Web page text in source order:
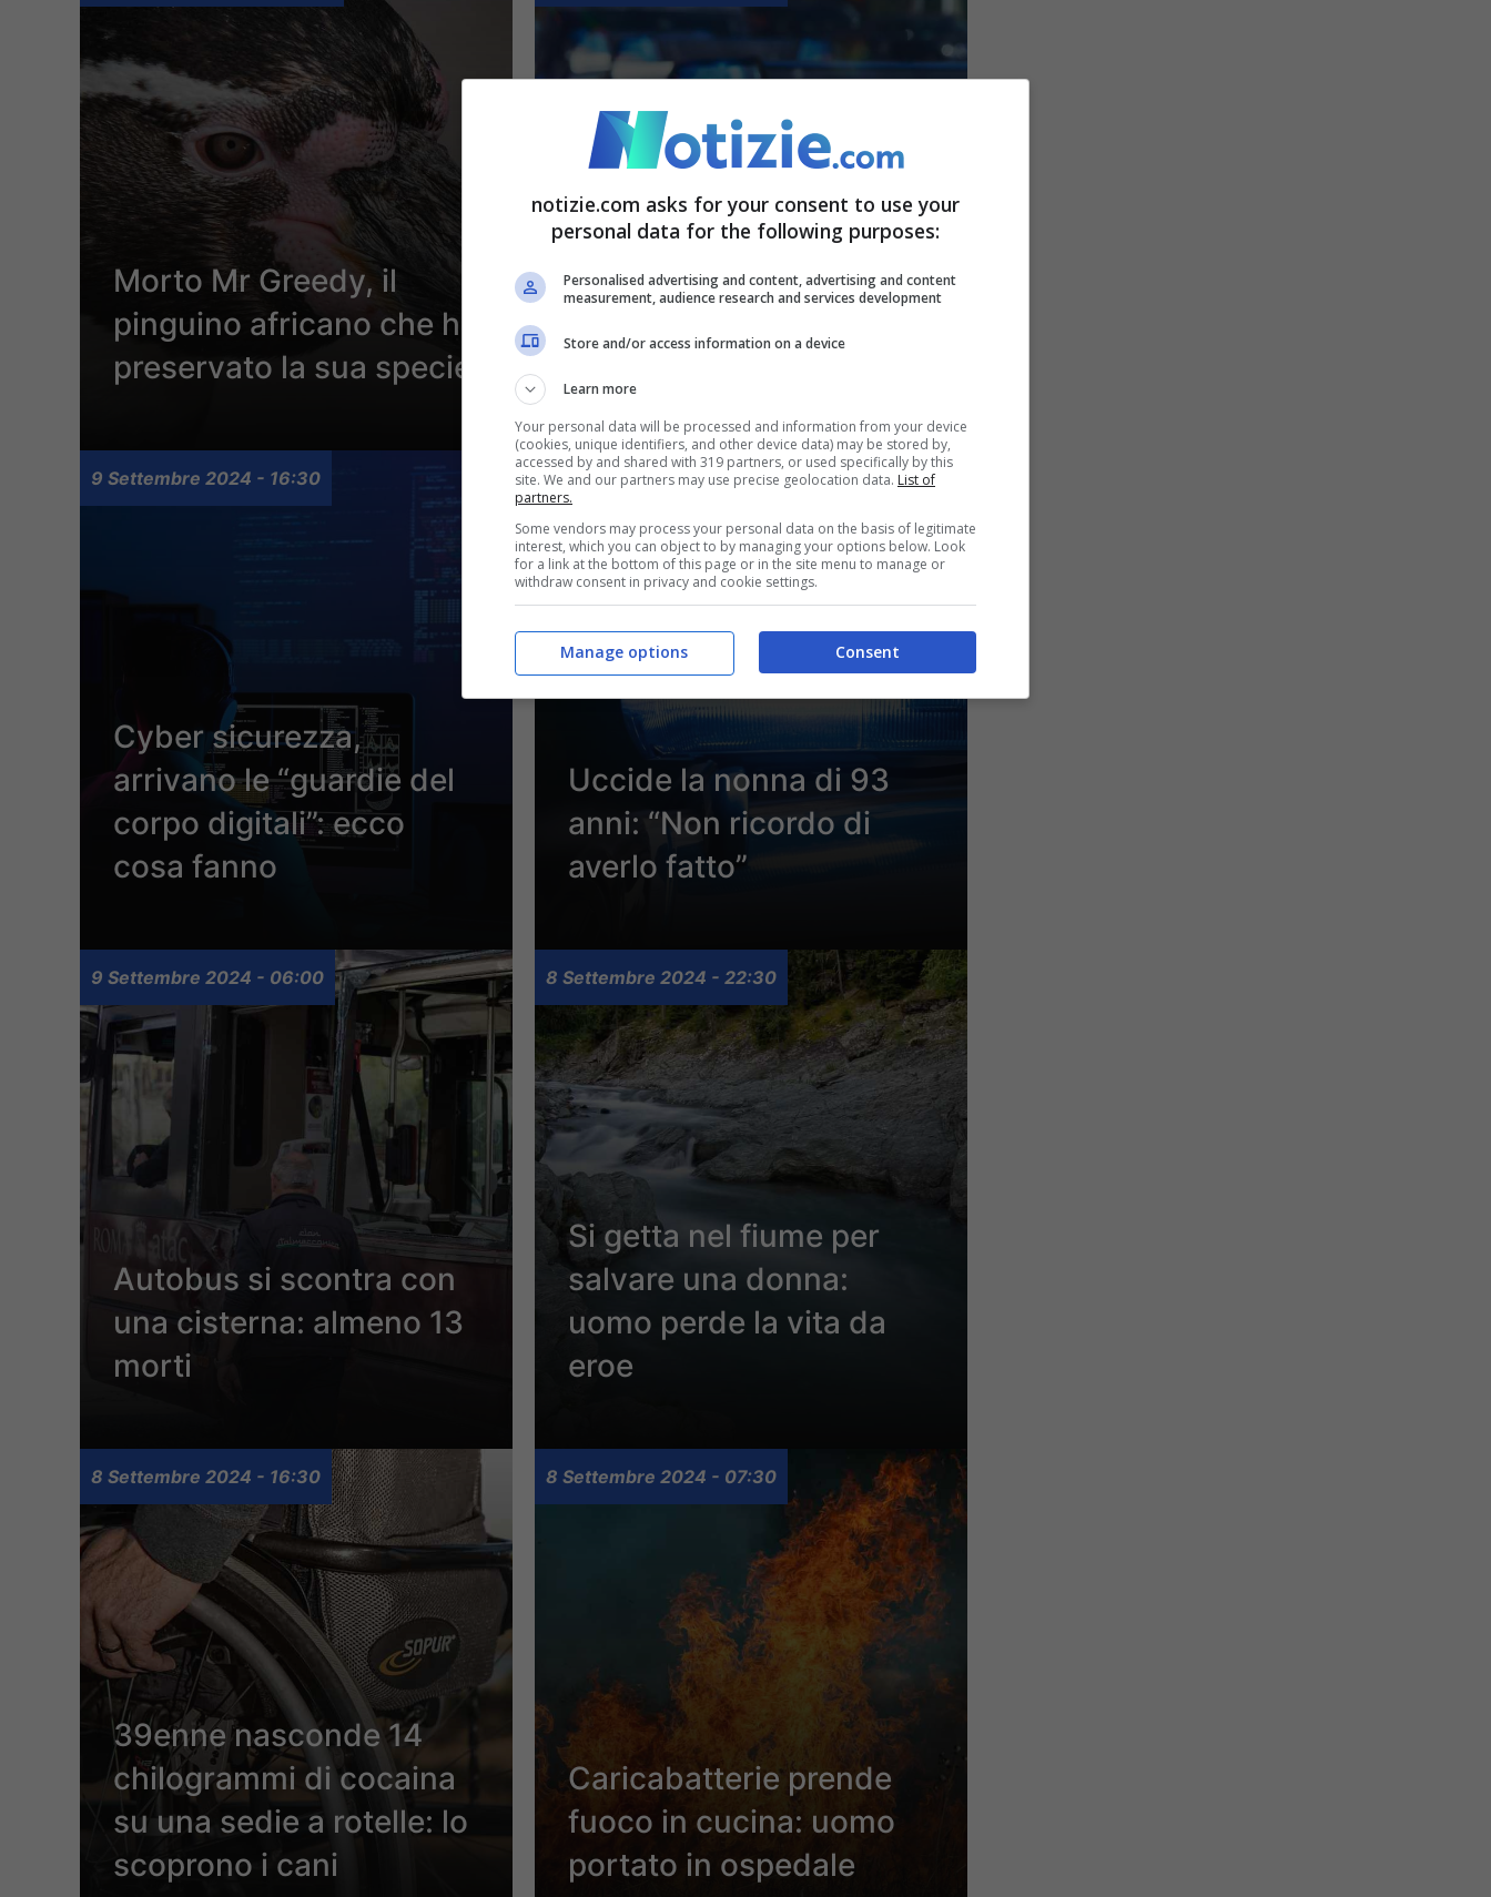
Morto Mr Greedy, il
pinguino africano che ha
preservato la sua specie
Direttrice di banca
condannata per aver
commissionato un
9 Settembre 2024 - 16:30
Cyber sicurezza,
arrivano le “guardie del
corpo digitali”: ecco
cosa fanno
9 Settembre 2024 - 07:30
Uccide la nonna di 93
anni: “Non ricordo di
averlo fatto”
9 Settembre 2024 - 06:00
Autobus si scontra con
una cisterna: almeno 13
morti
8 Settembre 2024 - 22:30
Si getta nel fiume per
salvare una donna:
uomo perde la vita da
eroe
8 Settembre 2024 - 16:30
39enne nasconde 14
chilogrammi di cocaina
su una sedie a rotelle: lo
scoprono i cani
8 Settembre 2024 - 07:30
Caricabatterie prende
fuoco in cucina: uomo
portato in ospedale
notizie.com asks for your consent to use your
personal data for the following purposes:
Personalised advertising and content, advertising and content
measurement, audience research and services development
Store and/or access information on a device
Learn more
Your personal data will be processed and information from your device
(cookies, unique identifiers, and other device data) may be stored by,
accessed by and shared with 319 partners, or used specifically by this
site. We and our partners may use precise geolocation data. List of
partners.
Some vendors may process your personal data on the basis of legitimate
interest, which you can object to by managing your options below. Look
for a link at the bottom of this page or in the site menu to manage or
withdraw consent in privacy and cookie settings.
Consent
Manage options